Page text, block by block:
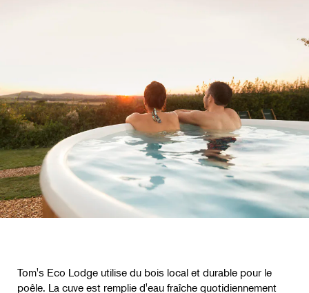
Tom's Eco Lodge utilise du bois local et durable pour le
poêle. La cuve est remplie d'eau fraîche quotidiennement